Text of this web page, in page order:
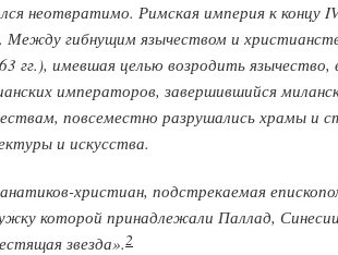
неотвратимо. Римская империя к концу
Между гибнущим язычеством и
гг.), имевшая целью возродить язычество,
императоров, завершившийся
повсеместно разрушались храмы и
и искусства.
христиан, подстрекаемая
которой принадлежали Паллад,
звезда».2